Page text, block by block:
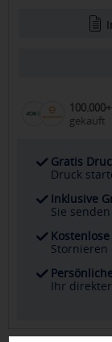
gekauft
Gratis
Druck
Inklusive
Sie
Stornieren
Ihr